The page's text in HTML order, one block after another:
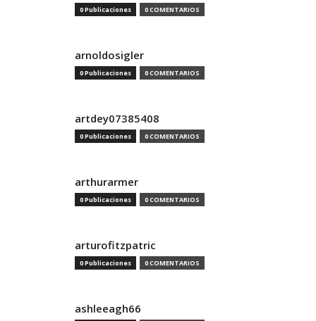
0 Publicaciones 0 COMENTARIOS
arnoldosigler
0 Publicaciones 0 COMENTARIOS
artdey07385408
0 Publicaciones 0 COMENTARIOS
arthurarmer
0 Publicaciones 0 COMENTARIOS
arturofitzpatric
0 Publicaciones 0 COMENTARIOS
ashleeagh66